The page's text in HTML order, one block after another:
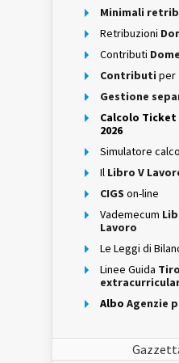
Minimali
Retribuzioni
Contributi
Contributi per
Gestione
Calcolo
2026
Simulatore
Il Libro V
CIGS on-line
Vademecum
Lavoro
Le Leggi di
Linee Guida
Albo Agenzie